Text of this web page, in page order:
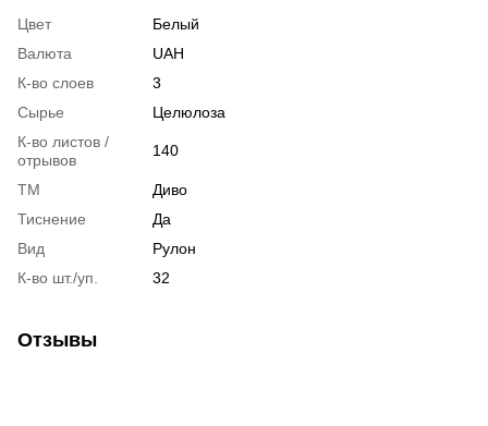
Цвет
Белый
Валюта
UAH
К-во слоев
3
Сырье
Целюлоза
К-во листов /
отрывов
140
ТМ
Диво
Тиснение
Да
Вид
Рулон
К-во шт./уп.
32
Отзывы